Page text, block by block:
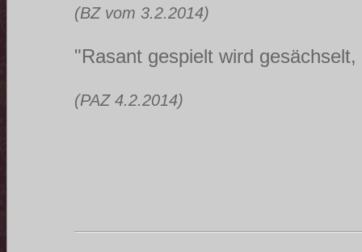
(BZ vom 3.2.2014)
"Rasant gespielt wird
(PAZ 4.2.2014)